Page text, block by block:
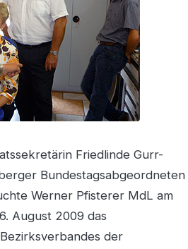
Friedlinde Gurr-
Bundestagsabgeordneten
Werner Pfisterer MdL am
August 2009 das
der